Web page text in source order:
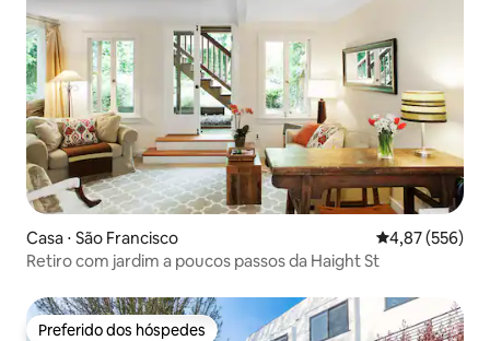
Casa ⋅ São Francisco 4,87 de uma
4,87 (556)
Retiro com jardim a poucos passos da Haight St
Preferido dos hóspedes